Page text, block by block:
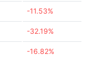
-11.53%
-32.19%
-16.82%